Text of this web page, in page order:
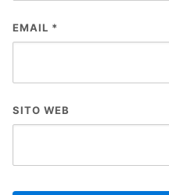
EMAIL *
SITO WEB